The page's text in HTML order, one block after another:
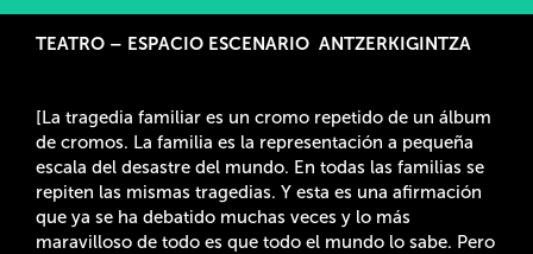
TEATRO – ESPACIO ESCENARIO ANTZERKIGINTZA
[La tragedia familiar es un cromo repetido de un álbum
de cromos. La familia es la representación a pequeña
escala del desastre del mundo. En todas las familias se
repiten las mismas tragedias. Y esta es una afirmación
que ya se ha debatido muchas veces y lo más
maravilloso de todo es que todo el mundo lo sabe. Pero